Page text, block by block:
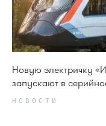
Новую электричку
запускают в
НОВОСТИ